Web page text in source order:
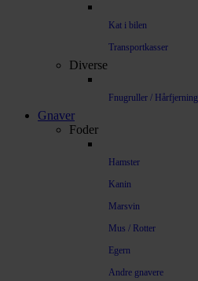
Kat i bilen
Transportkasser
Diverse
Fnugruller / Hårfjerning
Gnaver
Foder
Hamster
Kanin
Marsvin
Mus / Rotter
Egern
Andre gnavere